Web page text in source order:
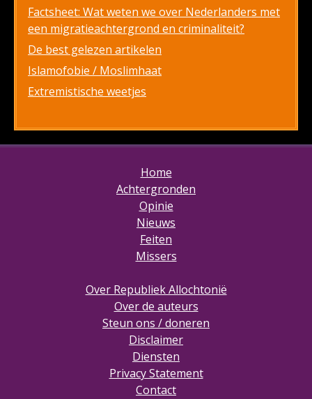
Factsheet: Wat weten we over Nederlanders met
een migratieachtergrond en criminaliteit?
De best gelezen artikelen
Islamofobie / Moslimhaat
Extremistische weetjes
Home
Achtergronden
Opinie
Nieuws
Feiten
Missers
Over Republiek Allochtonië
Over de auteurs
Steun ons / doneren
Disclaimer
Diensten
Privacy Statement
Contact